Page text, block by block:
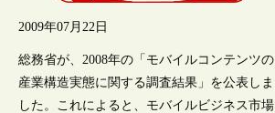
2009年07月22日
総務省が、2008年の「モバイルコンテンツの
産業構造実態に関する調査結果」を公表しま
した。これによると、モバイルビジネス市場